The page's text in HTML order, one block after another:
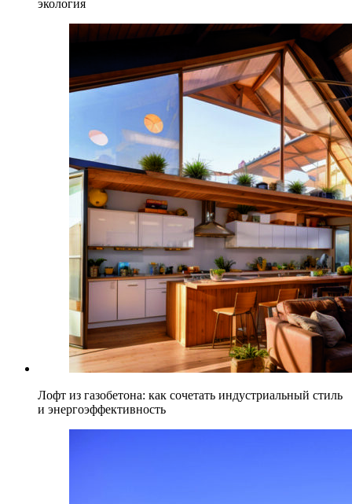
экология
Лофт из газобетона: как сочетать индустриальный стиль
и энергоэффективность